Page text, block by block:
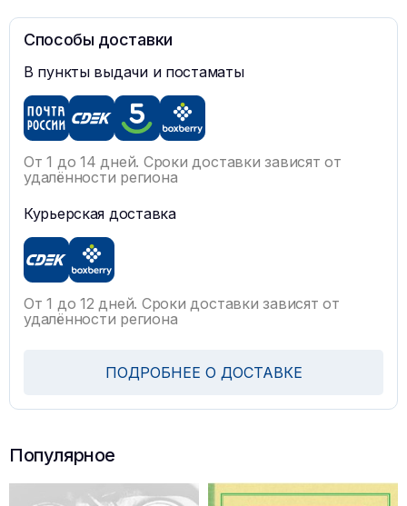
Способы доставки
В пункты выдачи и постаматы
От 1 до 14 дней. Сроки доставки зависят от
удалённости региона
Курьерская доставка
От 1 до 12 дней. Сроки доставки зависят от
удалённости региона
ПОДРОБНЕЕ О ДОСТАВКЕ
Популярное